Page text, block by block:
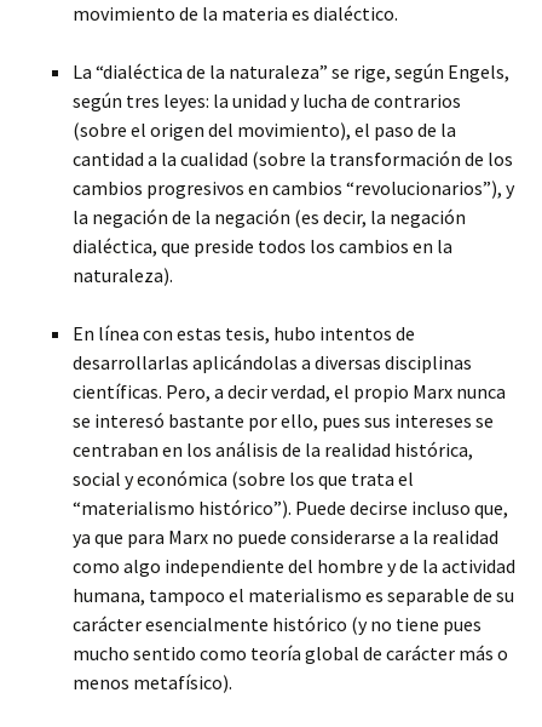
movimiento de la materia es dialéctico.
La “dialéctica de la naturaleza” se rige, según Engels,
según tres leyes: la unidad y lucha de contrarios
(sobre el origen del movimiento), el paso de la
cantidad a la cualidad (sobre la transformación de los
cambios progresivos en cambios “revolucionarios”), y
la negación de la negación (es decir, la negación
dialéctica, que preside todos los cambios en la
naturaleza).
En línea con estas tesis, hubo intentos de
desarrollarlas aplicándolas a diversas disciplinas
científicas. Pero, a decir verdad, el propio Marx nunca
se interesó bastante por ello, pues sus intereses se
centraban en los análisis de la realidad histórica,
social y económica (sobre los que trata el
“materialismo histórico”). Puede decirse incluso que,
ya que para Marx no puede considerarse a la realidad
como algo independiente del hombre y de la actividad
humana, tampoco el materialismo es separable de su
carácter esencialmente histórico (y no tiene pues
mucho sentido como teoría global de carácter más o
menos metafísico).